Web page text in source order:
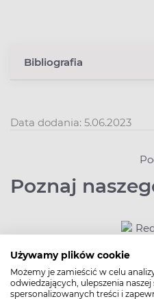
Używamy plików cookie
Możemy je zamieścić w celu
odwiedzających, ulepszenia
spersonalizowanych treści i
Bibliografia
Data dodania: 5.06.2023
Poznaj